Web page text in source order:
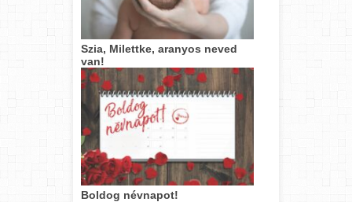
Szia, Milettke, aranyos neved
van!
Boldog névnapot!